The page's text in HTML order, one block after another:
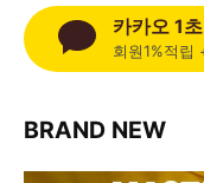
카카오 1
회원1%적립
BRAND NEW